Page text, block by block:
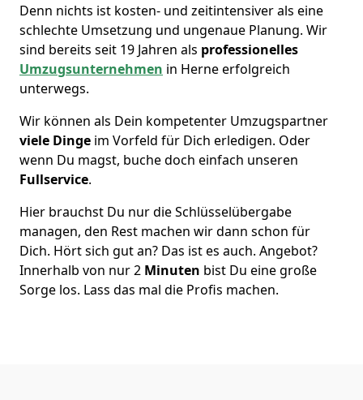
Denn nichts ist kosten- und zeitintensiver als eine
schlechte Umsetzung und ungenaue Planung. Wir
sind bereits seit 19 Jahren als professionelles
Umzugsunternehmen in Herne erfolgreich
unterwegs.
Wir können als Dein kompetenter Umzugspartner
viele Dinge im Vorfeld für Dich erledigen. Oder
wenn Du magst, buche doch einfach unseren
Fullservice.
Hier brauchst Du nur die Schlüsselübergabe
managen, den Rest machen wir dann schon für
Dich. Hört sich gut an? Das ist es auch. Angebot?
Innerhalb von nur 2 Minuten bist Du eine große
Sorge los. Lass das mal die Profis machen.